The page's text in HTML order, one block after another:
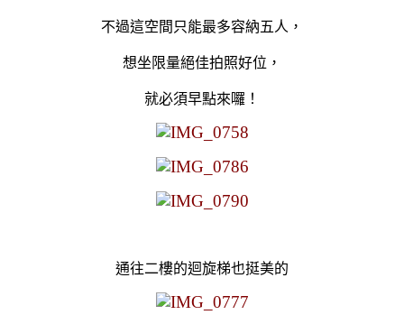
不過這空間只能最多容納五人 ，
想坐限量絕佳拍照好位 ，
就必須早點來囉！
通往二樓的迴旋梯也挺美的